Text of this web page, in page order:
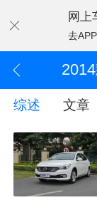
网上
去
综述 文章